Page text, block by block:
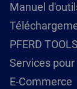
Manuel
PFERD
Services
E-Commerce